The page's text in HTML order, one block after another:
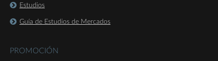
Estudios
Guía de Estudios de Mercados
PROMOCIÓN